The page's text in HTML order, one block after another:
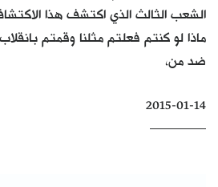
دفاتر
بالصورة
الأرشيف
الشعب الثالث الذي اكتشف هذا
ماذا لو كنتم فعلتم مثلنا وقمتم
ضد من،
2015-01-14